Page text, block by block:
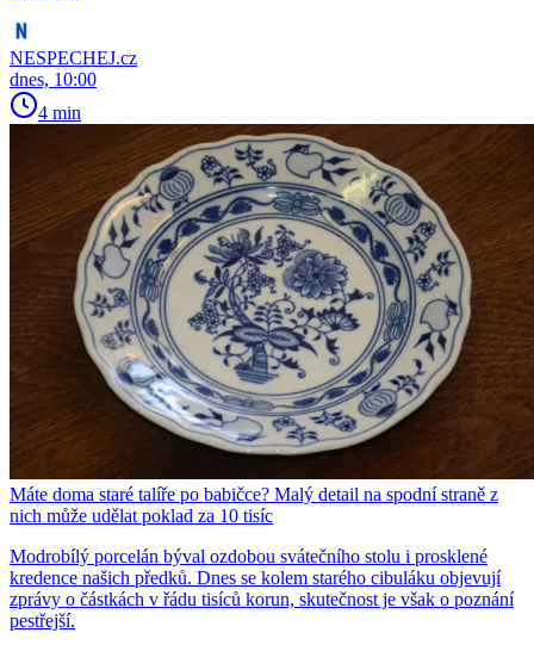
NESPECHEJ.cz
dnes, 10:00
4 min
Máte doma staré talíře po babičce? Malý detail na spodní straně z
nich může udělat poklad za 10 tisíc
Modrobílý porcelán býval ozdobou svátečního stolu i prosklené
kredence našich předků. Dnes se kolem starého cibuláku objevují
zprávy o částkách v řádu tisíců korun, skutečnost je však o poznání
pestřejší.